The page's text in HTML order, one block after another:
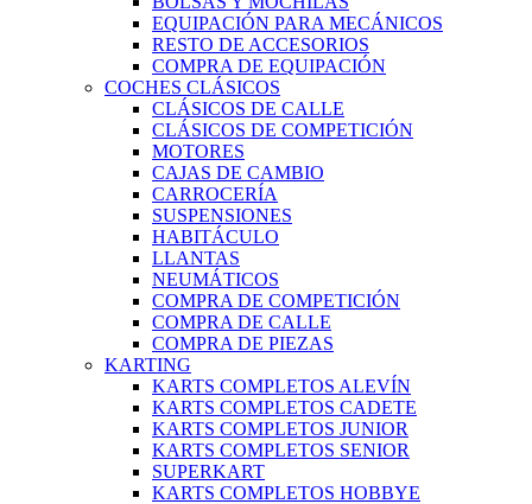
EQUIPACIÓN PARA MECÁNICOS
RESTO DE ACCESORIOS
COMPRA DE EQUIPACIÓN
COCHES CLÁSICOS
CLÁSICOS DE CALLE
CLÁSICOS DE COMPETICIÓN
MOTORES
CAJAS DE CAMBIO
CARROCERÍA
SUSPENSIONES
HABITÁCULO
LLANTAS
NEUMÁTICOS
COMPRA DE COMPETICIÓN
COMPRA DE CALLE
COMPRA DE PIEZAS
KARTING
KARTS COMPLETOS ALEVÍN
KARTS COMPLETOS CADETE
KARTS COMPLETOS JUNIOR
KARTS COMPLETOS SENIOR
SUPERKART
KARTS COMPLETOS HOBBYE